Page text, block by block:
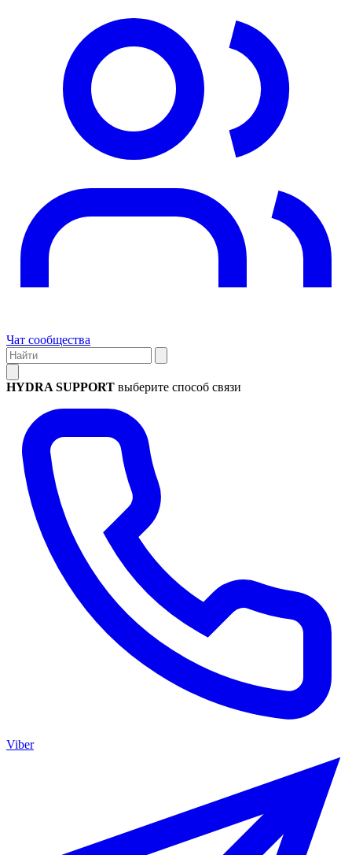
Чат сообщества
HYDRA SUPPORT выберите способ связи
Viber